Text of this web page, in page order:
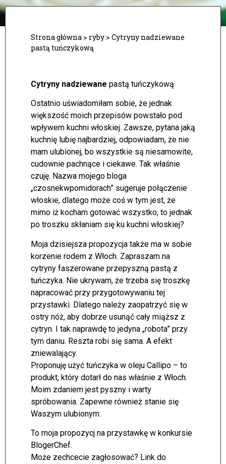
Strona główna > ryby > Cytryny nadziewane
pastą tuńczykową
Cytryny nadziewane pastą tuńczykową
Ostatnio uświadomiłam sobie, że jednak
większość moich przepisów powstało pod
wpływem kuchni włoskiej. Zawsze, pytana jaką
kuchnię lubię najbardziej, odpowiadam, że nie
mam ulubionej, bo wszystkie są niesamowite,
cudownie pachnące i ciekawe. Tak właśnie
czuję. Nazwa mojego bloga
„czosnekwpomidorach” sugeruje połączenie
włoskie, dlatego może coś w tym jest, że
mimo iż kocham gotować wszystko, to jednak
po troszku skłaniam się ku kuchni włoskiej?
Moja dzisiejsza propozycja także ma w sobie
korzenie rodem z Włoch. Zapraszam na
cytryny faszerowane przepyszną pastą z
tuńczyka. Nie ukrywam, że trzeba się troszkę
napracować przy przygotowywaniu tej
przystawki. Dlatego należy zaopatrzyć się w
ostry nóż, aby dobrze usunąć cały miąższ z
cytryn. I tak naprawdę to jedyna „robota” przy
tym daniu. Reszta robi się sama. A efekt
zniewalający.
Proponuję użyć tuńczyka w oleju Callipo – to
produkt, który dotarł do nas właśnie z Włoch.
Moim zdaniem jest pyszny i warty
spróbowania. Zapewne również stanie się
Waszym ulubionym.
To moja propozycj na przystawkę w konkursie
BlogerChef.
Może zechcecie zagłosować? Link do